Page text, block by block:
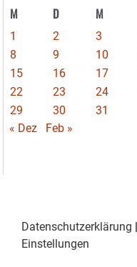
M D M
1 2 3
8
9 10
15
16 17
22
23 24
29
30
31
« Dez
Feb »
Datenschutzerklärung
Einstellungen